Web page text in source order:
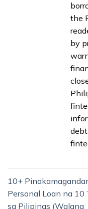
the
by
10+
Personal Loan na 10
sa Pilipinas (Walang